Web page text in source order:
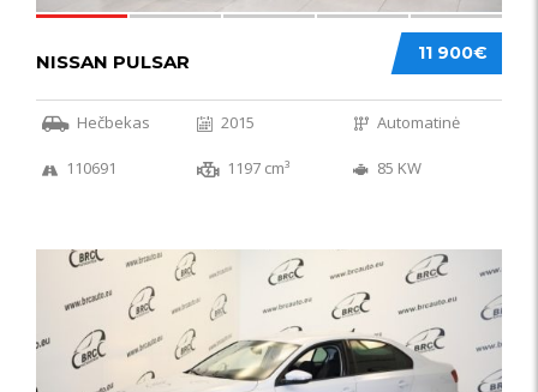
11 900€
NISSAN PULSAR
Hečbekas 2015 Automatinė
110691 1197 cm³ 85 KW
49